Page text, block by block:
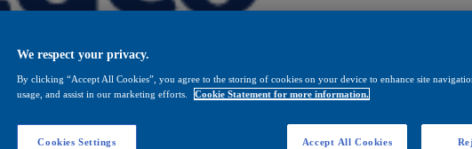
We respect your privacy.
By clicking “Accept All Cookies”, you agree to the storing of cookies on your device to enhance site
usage, and assist in our marketing efforts.
Cookie Statement for more information.
Cookies Settings Accept All Cookies